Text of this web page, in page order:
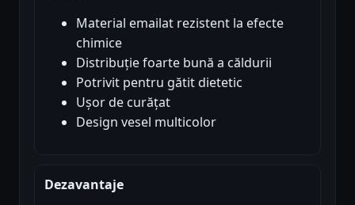
Material emailat rezistent la efecte
chimice
Distribuție foarte bună a căldurii
Potrivit pentru gătit dietetic
Ușor de curățat
Design vesel multicolor
Dezavantaje